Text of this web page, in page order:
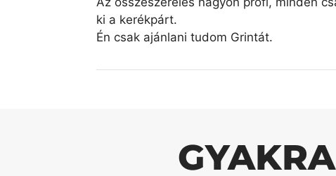
ki a kerékpárt.
Én csak ajánlani tudom Grintát.